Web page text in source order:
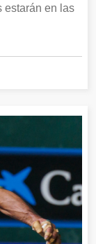
estarán en las